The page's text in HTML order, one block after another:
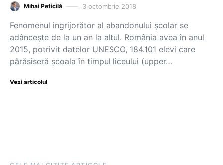
Mihai Peticilă 3 octombrie 2018
Fenomenul ingrijorător al abandonului școlar se
adâncește de la un an la altul. România avea în anul
2015, potrivit datelor UNESCO, 184.101 elevi care
părăsiseră școala în timpul liceului (upper…
Vezi articolul